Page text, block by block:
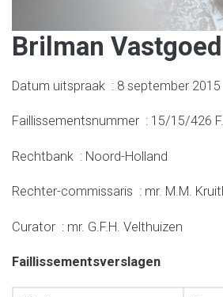
Brilman
Datum uitspraak : 8 september 2015
Faillissementsnummer : 15/15/426 F.
Rechtbank : Noord-Holland
Rechter-commissaris : mr. M.M.
Curator : mr. G.F.H. Velthuizen
Faillissementsverslagen